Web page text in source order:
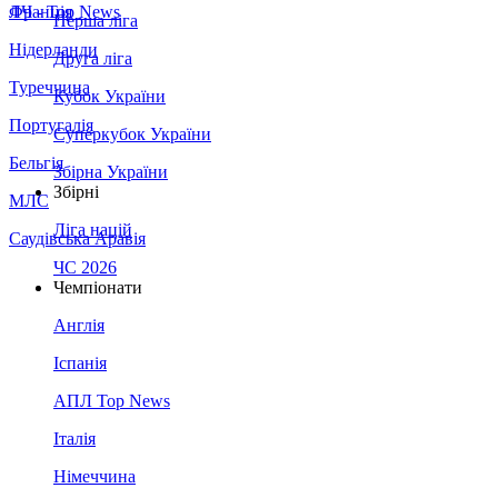
Франція
Нідерланди
Туреччина
Португалія
Бельгія
МЛС
Саудівська Аравія
ЛЧ - Top News
Перша ліга
Друга ліга
Кубок України
Суперкубок України
Збірна України
Збірні
Ліга націй
ЧС 2026
Чемпіонати
Англія
Іспанія
АПЛ Top News
Італія
Німеччина